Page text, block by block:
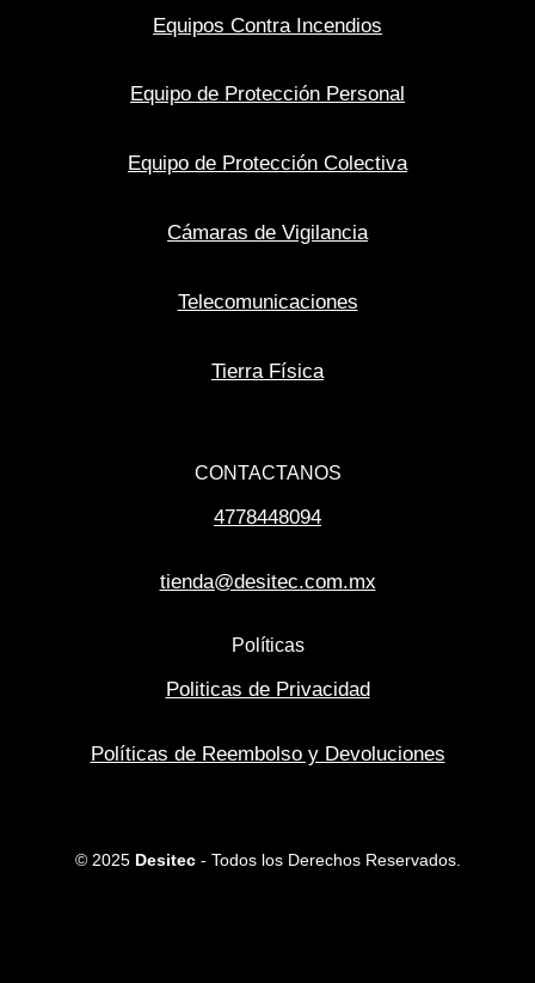
Equipos Contra Incendios
Equipo de Protección Personal
Equipo de Protección Colectiva
Cámaras de Vigilancia
Telecomunicaciones
Tierra Física
CONTACTANOS
4778448094
tienda@desitec.com.mx
Políticas
Politicas de Privacidad
Políticas de Reembolso y Devoluciones
© 2025 Desitec- Todos los Derechos Reservados.